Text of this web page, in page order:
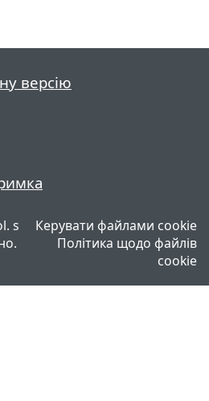
версію
s
Керувати файлами cookie
Політика щодо файлів
cookie